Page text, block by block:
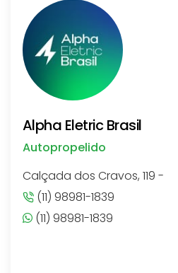
Alpha Eletric Brasil
Autopropelido
Calçada dos Cravos, 119 -
(11) 98981-1839
(11) 98981-1839